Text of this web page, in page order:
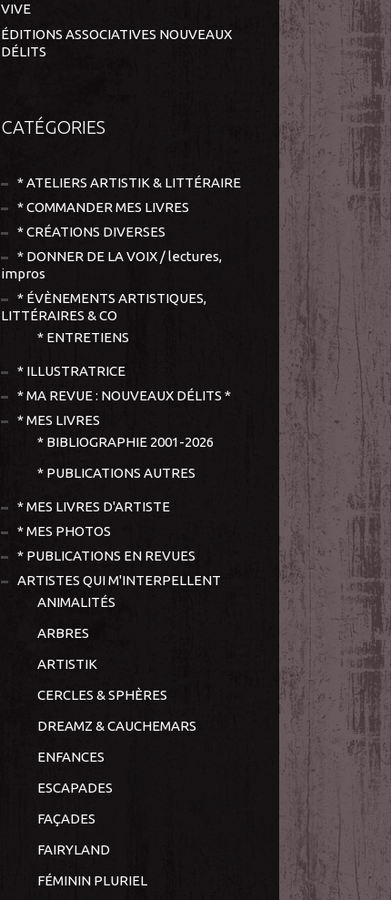
VIVE
ÉDITIONS ASSOCIATIVES NOUVEAUX
DÉLITS
CATÉGORIES
* ATELIERS ARTISTIK & LITTÉRAIRE
* COMMANDER MES LIVRES
* CRÉATIONS DIVERSES
* DONNER DE LA VOIX / lectures,
impros
* ÉVÈNEMENTS ARTISTIQUES,
LITTÉRAIRES & CO
* ENTRETIENS
* ILLUSTRATRICE
* MA REVUE : NOUVEAUX DÉLITS *
* MES LIVRES
* BIBLIOGRAPHIE 2001-2026
* PUBLICATIONS AUTRES
* MES LIVRES D'ARTISTE
* MES PHOTOS
* PUBLICATIONS EN REVUES
ARTISTES QUI M'INTERPELLENT
ANIMALITÉS
ARBRES
ARTISTIK
CERCLES & SPHÈRES
DREAMZ & CAUCHEMARS
ENFANCES
ESCAPADES
FAÇADES
FAIRYLAND
FÉMININ PLURIEL